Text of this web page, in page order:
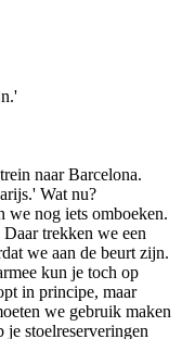
naar Barcelona.
Wat nu?
we nog iets omboeken.
trekken we een
we aan de beurt zijn.
kun je toch op
in principe, maar
we gebruik maken
je stoelreserveringen